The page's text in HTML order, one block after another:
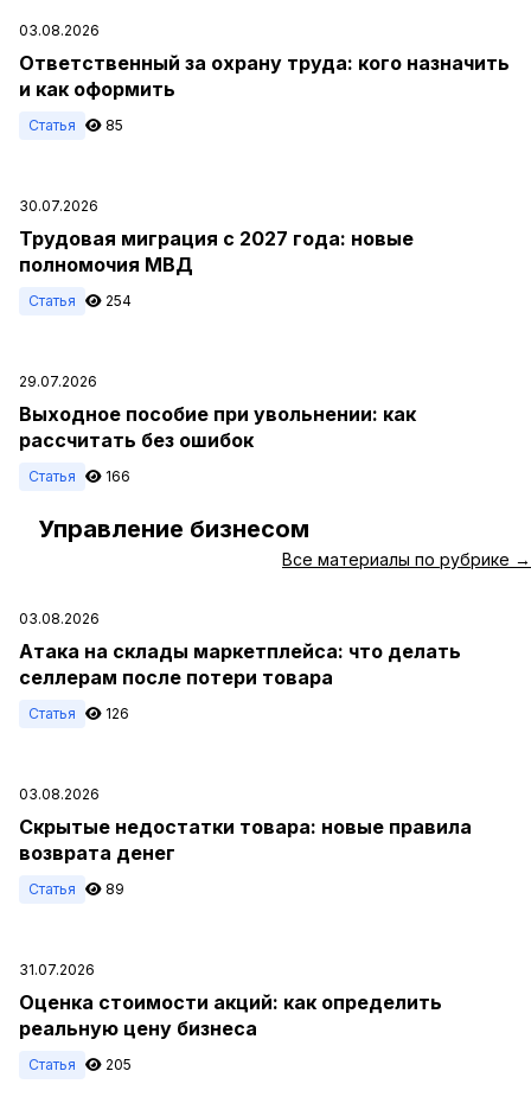
03.08.2026
Ответственный за охрану труда: кого назначить
и как оформить
Статья 85
30.07.2026
Трудовая миграция с 2027 года: новые
полномочия МВД
Статья 254
29.07.2026
Выходное пособие при увольнении: как
рассчитать без ошибок
Статья 166
Управление бизнесом
Все материалы по рубрике →
03.08.2026
Атака на склады маркетплейса: что делать
селлерам после потери товара
Статья 126
03.08.2026
Скрытые недостатки товара: новые правила
возврата денег
Статья 89
31.07.2026
Оценка стоимости акций: как определить
реальную цену бизнеса
Статья 205